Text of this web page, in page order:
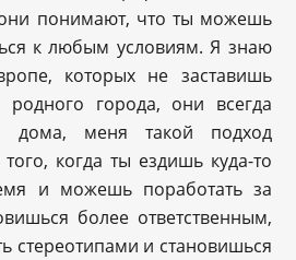
они понимают, что ты можешь
к любым условиям. Я знаю
которых не заставишь
родного города, они всегда
дома, меня такой подход
когда ты ездишь куда-то
и можешь поработать за
более ответственным,
стереотипами и становишься